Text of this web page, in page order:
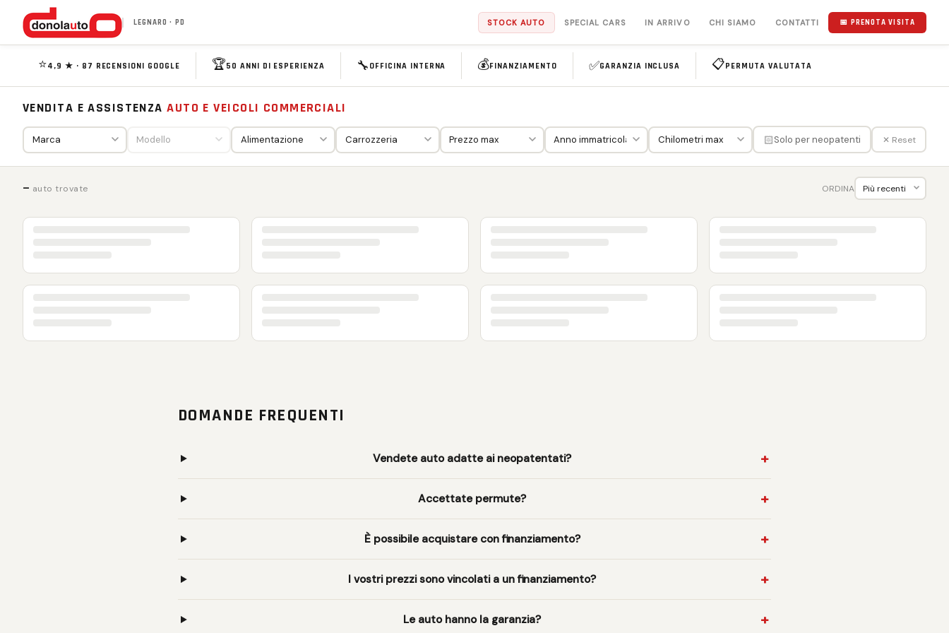
LEGNARO · PD STOCK AUTO SPECIAL CARS IN ARRIVO CHI SIAMO CONTATTI 📅 PRENOTA VISITA
⭐4,9 ★ · 87 RECENSIONI GOOGLE 🏆50 ANNI DI ESPERIENZA 🔧 OFFICINA INTERNA 💰FINANZIAMENTO ✅GARANZIA INCLUSA 📋PERMUTA VALUTATA
VENDITA E ASSISTENZAAUTO E VEICOLI COMMERCIALI
🏻Solo per neopatenti ✕ Reset
— auto trovate ORDINA
DOMANDE FREQUENTI
Vendete auto adatte ai neopatentati?
Accettate permute?
È possibile acquistare con finanziamento?
I vostri prezzi sono vincolati a un finanziamento?
Le auto hanno la garanzia?